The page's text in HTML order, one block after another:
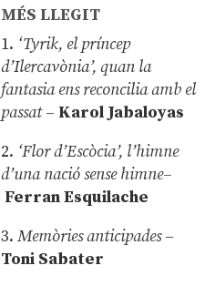
MÉS LLEGIT
1. ‘Tyrik, el príncep
d’Ilercavònia’, quan la
fantasia ens reconcilia amb el
passat– Karol Jabaloyas
2. ‘Flor d’Escòcia’, l’himne
d’una nació sense himne–
Ferran Esquilache
3.Memòries anticipades–
Toni Sabater